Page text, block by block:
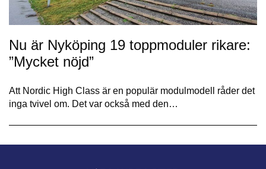
Nu är Nyköping 19 toppmoduler rikare:
”Mycket nöjd”
Att Nordic High Class är en populär modulmodell råder det
inga tvivel om. Det var också med den…